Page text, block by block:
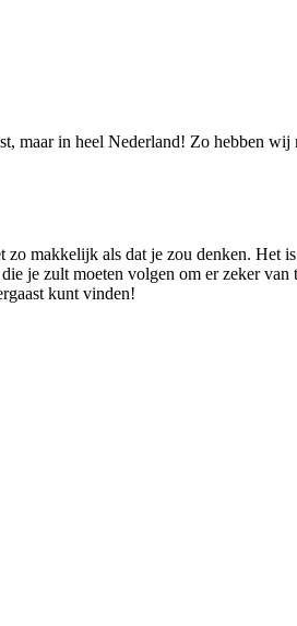
maar in heel Nederland! Zo hebben
makkelijk als dat je zou denken. Het
je zult moeten volgen om er zeker
kunt vinden!